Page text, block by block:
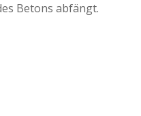
Betons abfängt.